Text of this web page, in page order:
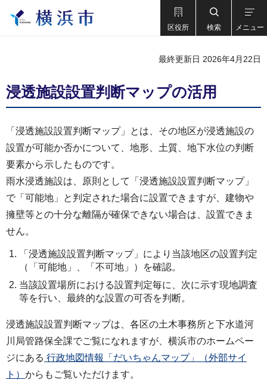
区役所 検索 メニュー
最終更新日 2026年4月22日
浸透施設設置判断マップの活用
「浸透施設設置判断マップ」とは、その地区が浸透施設の
設置が可能か否かについて、地形、土質、地下水位の判断
要素から示したものです。
雨水浸透施設は、原則として「浸透施設設置判断マップ」
で「可能地」と判定された場合に設置できますが、建物や
擁壁等との十分な離隔が確保できない場合は、設置できま
せん。
「浸透施設設置判断マップ」により当該地区の設置判定
（「可能地」、「不可地」）を確認。
当該設置場所における設置判定毎に、次に示す現地調査
等を行い、最終的な設置の可否を判断。
浸透施設設置判断マップは、各区の土木事務所と下水道河
川局管路保全課でご覧になれますが、横浜市のホームペー
ジにある 行政地図情報「だいちゃんマップ」（外部サイ
ト） からもご覧いただけます。